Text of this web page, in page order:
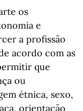
os
e
a profissão
acordo com as
que
ou
étnica, sexo,
orientação